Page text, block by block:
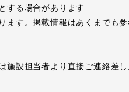
する場合があります
す。掲載情報はあくまでも
設担当者より直接ご連絡差